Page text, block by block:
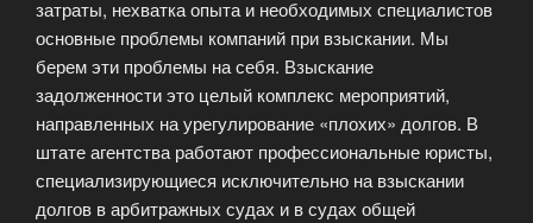
затраты, нехватка опыта и необходимых специалистов
основные проблемы компаний при взыскании. Мы
берем эти проблемы на себя. Взыскание
задолженности это целый комплекс мероприятий,
направленных на урегулирование «плохих» долгов. В
штате агентства работают профессиональные юристы,
специализирующиеся исключительно на взыскании
долгов в арбитражных судах и в судах общей